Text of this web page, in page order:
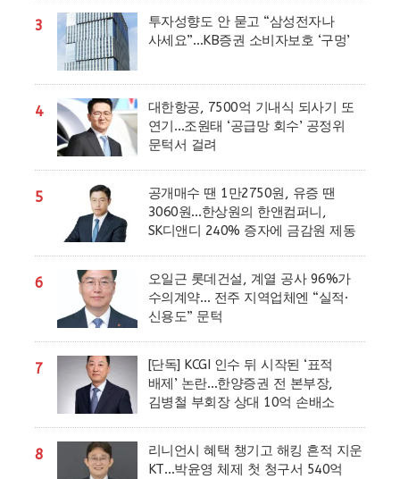
3
투자성향도 안 묻고 “삼성전자나
사세요”…KB증권 소비자보호 ‘구멍’
4
대한항공, 7500억 기내식 되사기 또
연기…조원태 ‘공급망 회수’ 공정위
문턱서 걸려
5
공개매수 땐 1만2750원, 유증 땐
3060원…한상원의 한앤컴퍼니,
SK디앤디 240% 증자에 금감원 제동
6
오일근 롯데건설, 계열 공사 96%가
수의계약… 전주 지역업체엔 “실적·
신용도” 문턱
7
[단독] KCGI 인수 뒤 시작된 ‘표적
배제’ 논란…한양증권 전 본부장,
김병철 부회장 상대 10억 손배소
8
리니언시 혜택 챙기고 해킹 흔적 지운
KT…박윤영 체제 첫 청구서 540억